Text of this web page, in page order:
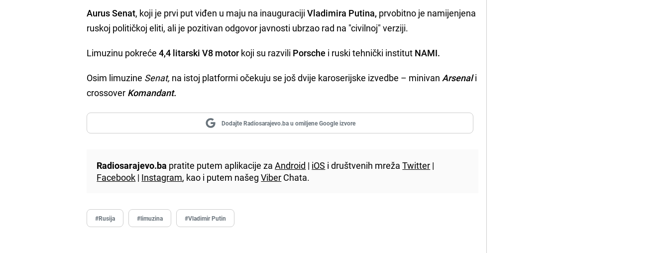
Aurus Senat, koji je prvi put viđen u maju na inauguracijiVladimira Putina, prvobitno je namijenjena
ruskoj političkoj eliti, ali je pozitivan odgovor javnosti ubrzao rad na "civilnoj" verziji.
Limuzinu pokreće4,4 litarski V8 motor koji su razvili Porsche i ruski tehnički institut NAMI.
Osim limuzine Senat, na istoj platformi očekuju se još dvije karoserijske izvedbe – minivan Arsenali
crossover Komandant.
Dodajte Radiosarajevo.ba u omiljene Google izvore
Radiosarajevo.ba pratite putem aplikacije zaAndroid | iOS i društvenih mrežaTwitter |
Facebook | Instagram, kao i putem našegViber Chata.
#Rusija #limuzina #Vladimir Putin